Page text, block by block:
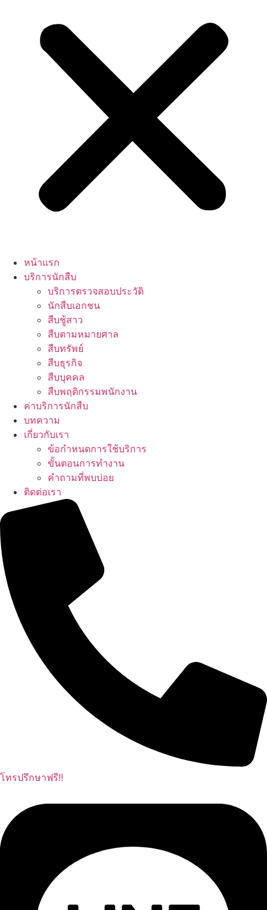
หน้าแรก
บริการนักสืบ
บริการตรวจสอบประวัติ
นักสืบเอกชน
สืบชู้สาว
สืบตามหมายศาล
สืบทรัพย์
สืบธุรกิจ
สืบบุคคล
สืบพฤติกรรมพนักงาน
ค่าบริการนักสืบ
บทความ
เกี่ยวกับเรา
ข้อกำหนดการใช้บริการ
ขั้นตอนการทำงาน
คำถามที่พบบ่อย
ติดต่อเรา
โทรปรึกษาฟรี!!